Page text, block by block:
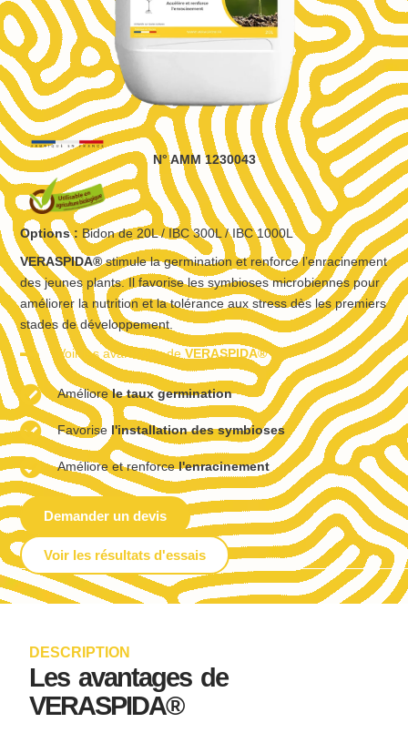
Options : Bidon de 20L / IBC 300L / IBC 1000L
VERASPIDA®stimule la germination et renforce l’enracinement
des jeunes plants. Il favorise les symbioses microbiennes pour
améliorer la nutrition et la tolérance aux stress dès les premiers
stades de développement.
Voir les avantages deVERASPIDA®
Améliorele taux germination
Favorise l'installation des symbioses
Améliore et renforcel'enracinement
Demander un devis
Voir les résultats d'essais
N° AMM 1230043
DESCRIPTION
Les avantages de
VERASPIDA®